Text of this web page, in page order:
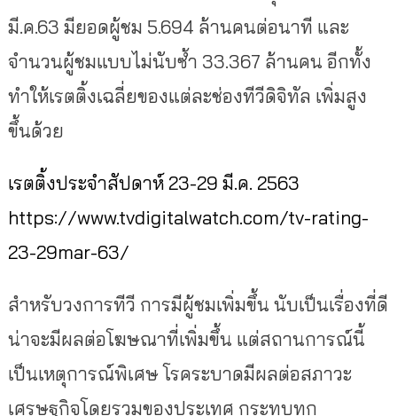
มี.ค.63 มียอดผู้ชม 5.694 ล้านคนต่อนาที และ
จำนวนผู้ชมแบบไม่นับซ้ำ 33.367 ล้านคน อีกทั้ง
ทำให้เรตติ้งเฉลี่ยของแต่ละช่องทีวีดิจิทัล เพิ่มสูง
ขึ้นด้วย
เรตติ้งประจำสัปดาห์ 23-29 มี.ค. 2563
https://www.tvdigitalwatch.com/tv-rating-
23-29mar-63/
สำหรับวงการทีวี การมีผู้ชมเพิ่มขึ้น นับเป็นเรื่องที่ดี
น่าจะมีผลต่อโฆษณาที่เพิ่มขึ้น แต่สถานการณ์นี้
เป็นเหตุการณ์พิเศษ โรคระบาดมีผลต่อสภาวะ
เศรษฐกิจโดยรวมของประเทศ กระทบทุก